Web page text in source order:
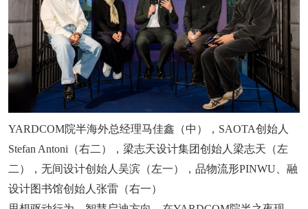
YARDCOM院半海外总经理马佳鑫（中），SAOTA创始人
Stefan Antoni（右二），梁志天设计集团创始人梁志天（左
二），无间设计创始人吴滨（左一），品物流形PINWU、融
设计图书馆创始人张雷（右一）